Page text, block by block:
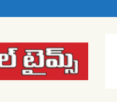
Warangal
Times